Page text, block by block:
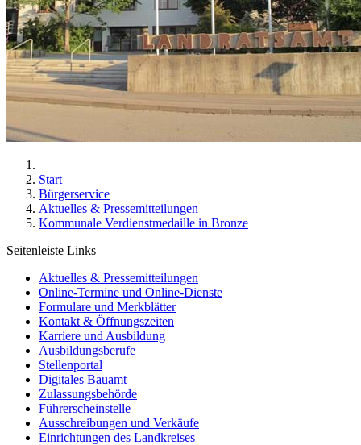
Start
Bürgerservice
Aktuelles & Pressemitteilungen
Kommunale Verdienstmedaille in Bronze
Seitenleiste Links
Aktuelles & Pressemitteilungen
Online-Termine und Online-Dienste
Formulare und Merkblätter
Kontakt & Öffnungszeiten
Karriere und Ausbildung
Ausbildungsberufe
Stellenportal
Digitales Bauamt
Zulassungsbehörde
Führerscheinstelle
Ausschreibungen und Verkäufe
Einrichtungen des Landkreises